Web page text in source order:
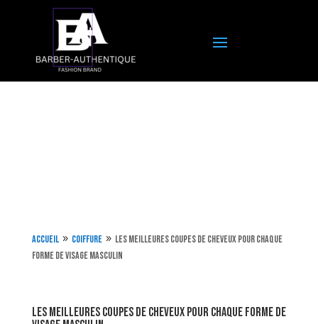
Accueil 9 Coiffure 9 Les meilleures coupes de cheveux pour chaque
forme de visage masculin
Les meilleures coupes de cheveux pour chaque forme de